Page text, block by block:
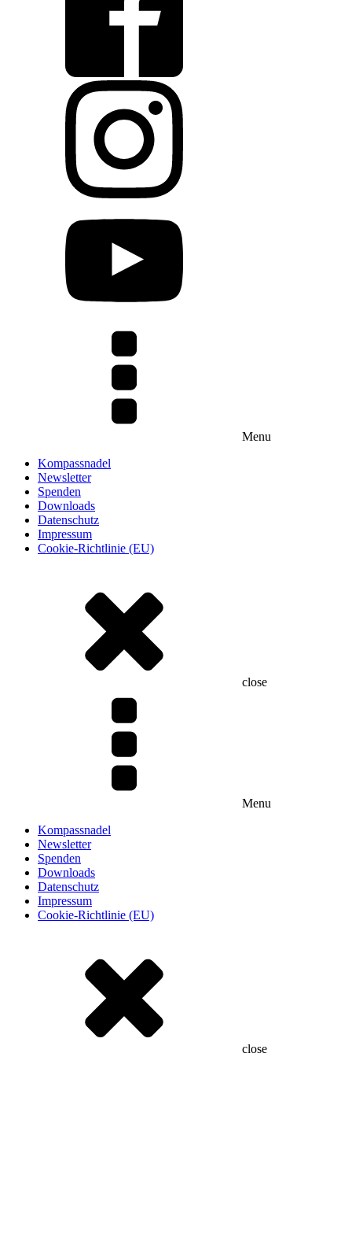
Menu
Kompassnadel
Newsletter
Spenden
Downloads
Datenschutz
Impressum
Cookie-Richtlinie (EU)
close
Menu
Kompassnadel
Newsletter
Spenden
Downloads
Datenschutz
Impressum
Cookie-Richtlinie (EU)
close